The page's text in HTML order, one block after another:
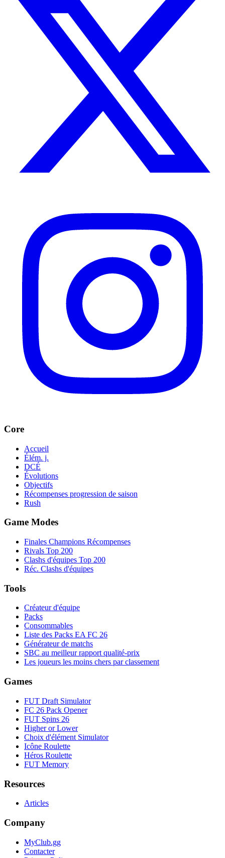
Core
Accueil
Élém. j.
DCÉ
Évolutions
Objectifs
Récompenses progression de saison
Rush
Game Modes
Finales Champions Récompenses
Rivals Top 200
Clashs d'équipes Top 200
Réc. Clashs d'équipes
Tools
Créateur d'équipe
Packs
Consommables
Liste des Packs EA FC 26
Générateur de matchs
SBC au meilleur rapport qualité-prix
Les joueurs les moins chers par classement
Games
FUT Draft Simulator
FC 26 Pack Opener
FUT Spins 26
Higher or Lower
Choix d'élément Simulator
Icône Roulette
Héros Roulette
FUT Memory
Resources
Articles
Company
MyClub.gg
Contacter